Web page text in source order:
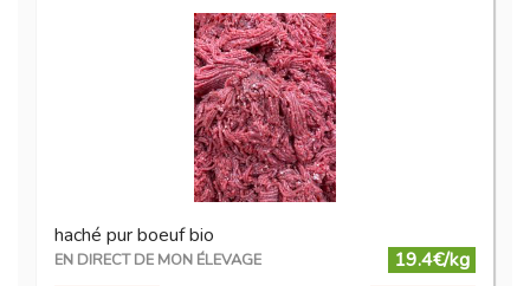
haché pur boeuf bio
EN DIRECT DE MON ÉLEVAGE
19.4€/kg